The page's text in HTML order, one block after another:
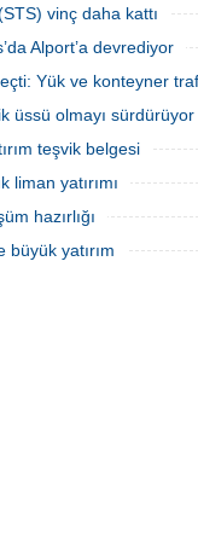
vinç daha kattı
Alport’a devrediyor
Yük ve konteyner
üssü olmayı sürdürüyor
teşvik belgesi
liman yatırımı
hazırlığı
yatırım